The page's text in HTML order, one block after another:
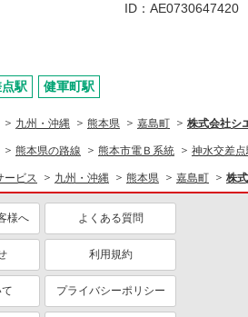
ID：AE0730647420
駅 健軍町駅
九州・沖縄 熊本県 嘉島町 株式会社シ
熊本県の路線 熊本市電Ｂ系統 神水交差
ービス 九州・沖縄 熊本県 嘉島町 株
様へ よくある質問
利用規約
プライバシーポリシー